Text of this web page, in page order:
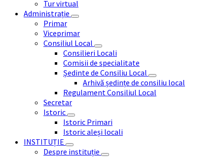
Tur virtual
Administrație
Primar
Viceprimar
Consiliul Local
Consilieri Locali
Comisii de specialitate
Ședinte de Consiliu Local
Arhivă ședințe de consiliu local
Regulament Consiliul Local
Secretar
Istoric
Istoric Primari
Istoric aleși locali
INSTITUȚIE
Despre instituție